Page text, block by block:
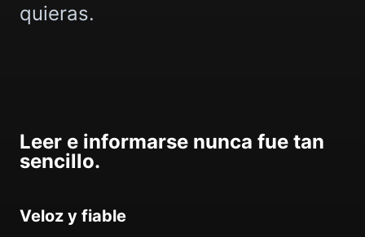
quieras.
Leer e informarse nunca fue tan
sencillo.
Veloz y fiable